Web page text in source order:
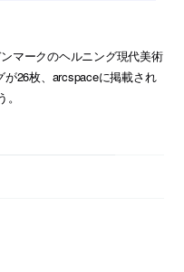
マークのヘルニング現代美術
が26枚、arcspaceに掲載され